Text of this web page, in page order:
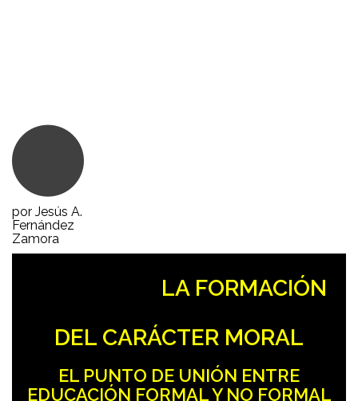
por Jesús A.
Fernández
Zamora
LA FORMACIÓN
DEL CARÁCTER MORAL
EL PUNTO DE UNIÓN ENTRE
EDUCACIÓN FORMAL Y NO FORMAL